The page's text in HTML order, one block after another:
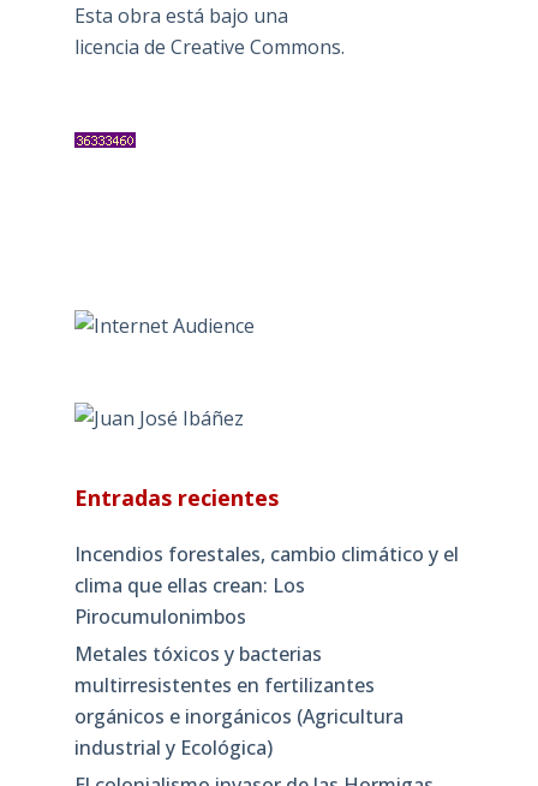
Esta obra está bajo una
licencia de Creative Commons.
Entradas recientes
Incendios forestales, cambio climático y el
clima que ellas crean: Los
Pirocumulonimbos
Metales tóxicos y bacterias
multirresistentes en fertilizantes
orgánicos e inorgánicos (Agricultura
industrial y Ecológica)